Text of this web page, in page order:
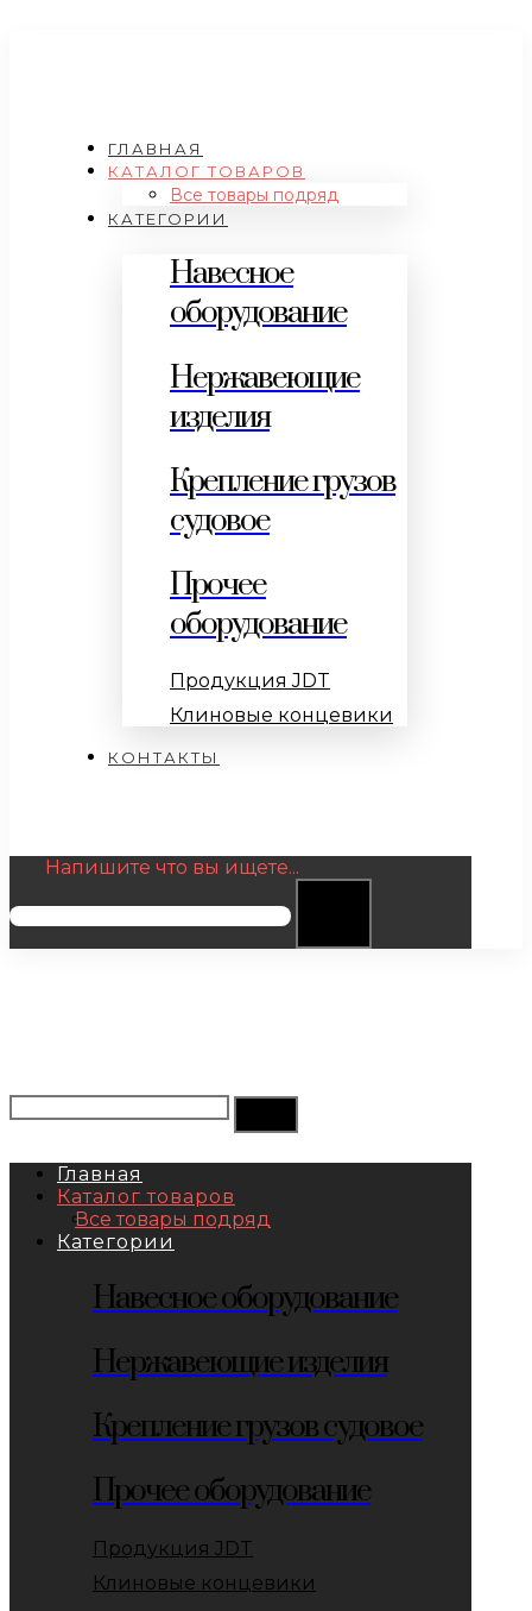
ГЛАВНАЯ
КАТАЛОГ ТОВАРОВ
Все товары подряд
КАТЕГОРИИ
Навесное
оборудование
Нержавеющие
изделия
Крепление грузов
судовое
Прочее
оборудование
Продукция JDT
Клиновые концевики
КОНТАКТЫ
Напишите что вы ищете...
Главная
Каталог товаров
Все товары подряд
Категории
Навесное оборудование
Нержавеющие изделия
Крепление грузов судовое
Прочее оборудование
Продукция JDT
Клиновые концевики